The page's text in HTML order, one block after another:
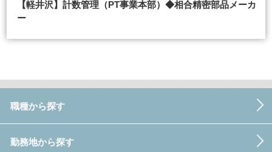
【軽井沢】計数管理（PT事業本部）◆相合精密部品メーカ
ー
職種から探す
勤務地から探す